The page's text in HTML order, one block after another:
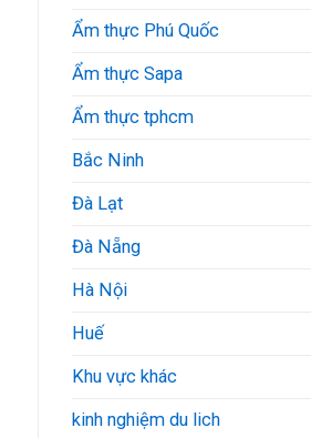
Ẩm thực Phú Quốc
Ẩm thực Sapa
Ẩm thực tphcm
Bắc Ninh
Đà Lạt
Đà Nẵng
Hà Nội
Huế
Khu vực khác
kinh nghiệm du lich